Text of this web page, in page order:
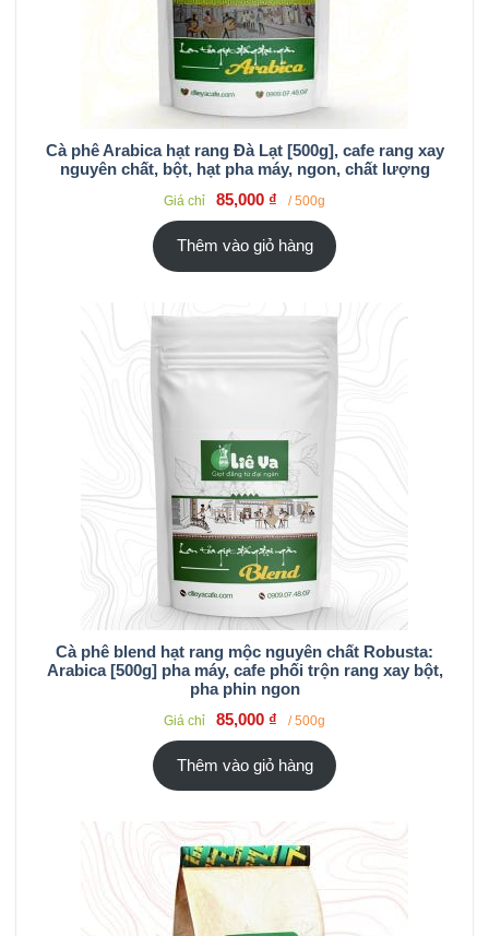
Cà phê Arabica hạt rang Đà Lạt [500g], cafe rang xay
nguyên chất, bột, hạt pha máy, ngon, chất lượng
Giá chỉ 85,000 ₫ / 500g
Thêm vào giỏ hàng
Cà phê blend hạt rang mộc nguyên chất Robusta:
Arabica [500g] pha máy, cafe phối trộn rang xay bột,
pha phin ngon
Giá chỉ 85,000 ₫ / 500g
Thêm vào giỏ hàng